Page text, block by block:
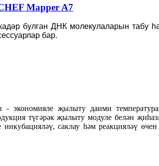
Mapper A7
булган ДНК молекулаларын табу
бар.
экономияле җылыту даими
түгәрәк җылыту модуле белән
инкубацияләү, саклау һәм реакцияләү